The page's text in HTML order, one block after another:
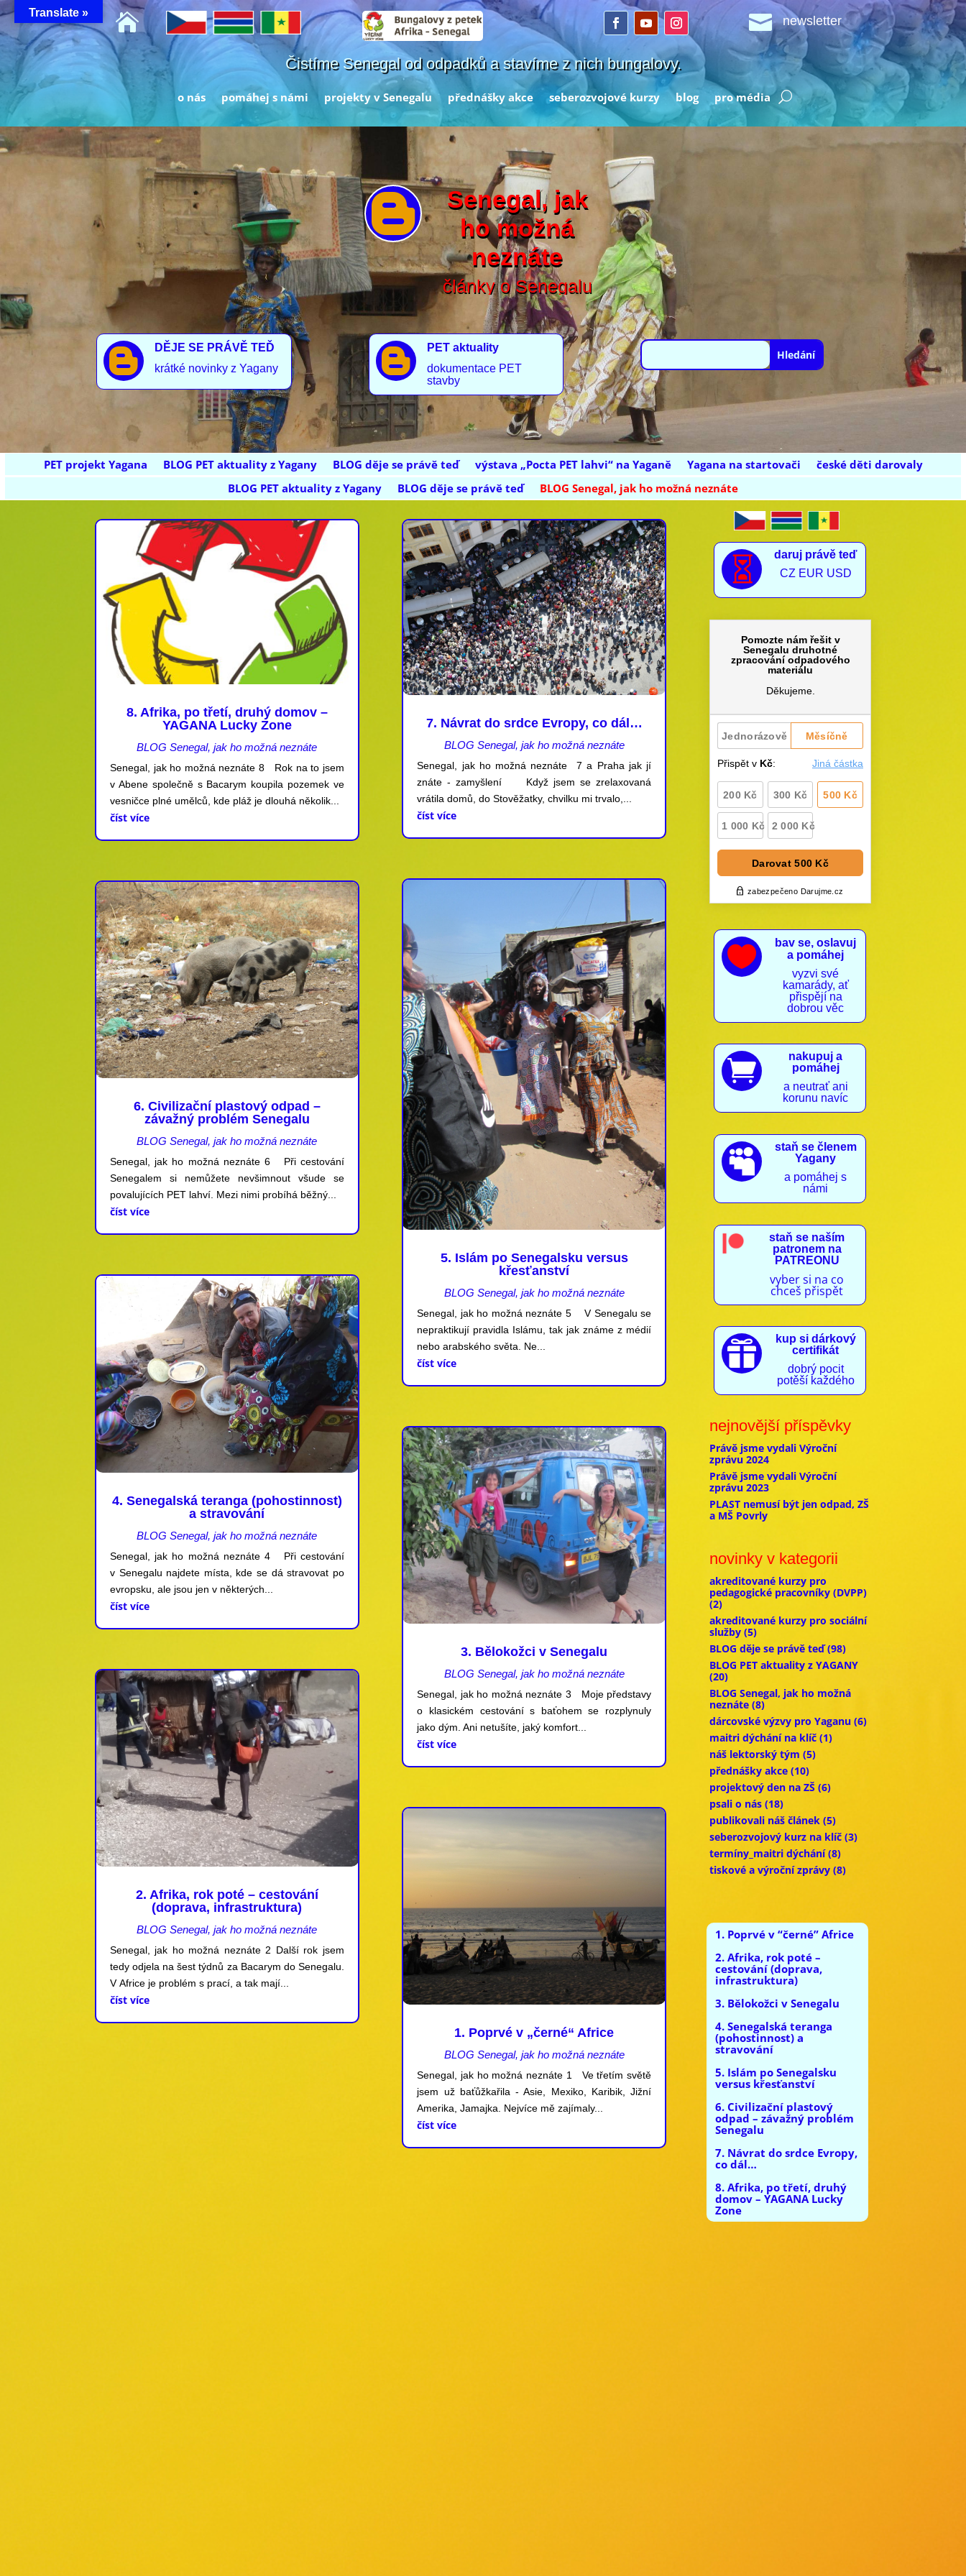
  newsletter
Čistíme Senegal od odpadků a stavíme z nich bungalovy.
o nás pomáhej s námi projekty v Senegalu přednášky akce seberozvojové kurzy blog pro média

Senegal, jak
ho možná
neznáte
články o Senegalu

DĚJE SE PRÁVĚ TEĎ
krátké novinky z Yagany

PET aktuality
dokumentace PET
stavby
PET projekt Yagana BLOG PET aktuality z Yagany BLOG děje se právě teď výstava „Pocta PET lahvi“ na Yaganě Yagana na startovači
české děti darovaly
BLOG PET aktuality z Yagany
BLOG děje se právě teď BLOG Senegal, jak ho možná neznáte
8. Afrika, po třetí, druhý domov –
YAGANA Lucky Zone
BLOG Senegal, jak ho možná neznáte
Senegal, jak ho možná neznáte 8 Rok na to jsem
v Abene společně s Bacarym koupila pozemek ve
vesničce plné umělců, kde pláž je dlouhá několik...
číst více
6. Civilizační plastový odpad –
závažný problém Senegalu
BLOG Senegal, jak ho možná neznáte
Senegal, jak ho možná neznáte 6 Při cestování
Senegalem si nemůžete nevšimnout všude se
povalujících PET lahví. Mezi nimi probíhá běžný...
číst více
4. Senegalská teranga (pohostinnost)
a stravování
BLOG Senegal, jak ho možná neznáte
Senegal, jak ho možná neznáte 4 Při cestování
v Senegalu najdete místa, kde se dá stravovat po
evropsku, ale jsou jen v některých...
číst více
2. Afrika, rok poté – cestování
(doprava, infrastruktura)
BLOG Senegal, jak ho možná neznáte
Senegal, jak ho možná neznáte 2 Další rok jsem
tedy odjela na šest týdnů za Bacarym do Senegalu.
V Africe je problém s prací, a tak mají...
číst více
7. Návrat do srdce Evropy, co dál…
BLOG Senegal, jak ho možná neznáte
Senegal, jak ho možná neznáte 7 a Praha jak jí
znáte - zamyšlení Když jsem se zrelaxovaná
vrátila domů, do Stověžatky, chvilku mi trvalo,...
číst více
5. Islám po Senegalsku versus
křesťanství
BLOG Senegal, jak ho možná neznáte
Senegal, jak ho možná neznáte 5 V Senegalu se
nepraktikují pravidla Islámu, tak jak známe z médií
nebo arabského světa. Ne...
číst více
3. Bělokožci v Senegalu
BLOG Senegal, jak ho možná neznáte
Senegal, jak ho možná neznáte 3 Moje představy
o klasickém cestování s baťohem se rozplynuly
jako dým. Ani netušíte, jaký komfort...
číst více
1. Poprvé v „černé“ Africe
BLOG Senegal, jak ho možná neznáte
Senegal, jak ho možná neznáte 1 Ve třetím světě
jsem už baťůžkařila - Asie, Mexiko, Karibik, Jižní
Amerika, Jamajka. Nejvíce mě zajímaly...
číst více

daruj právě teď
CZ EUR USD

bav se, oslavuj
a pomáhej
vyzvi své
kamarády, ať
přispějí na
dobrou věc

nakupuj a
pomáhej
a neutrať ani
korunu navíc

staň se členem
Yagany
a pomáhej s
námi
staň se naším
patronem na
PATREONU
vyber si na co
chceš přispět

kup si dárkový
certifikát
dobrý pocit
potěší každého
nejnovější příspěvky
Právě jsme vydali Výroční
zprávu 2024
Právě jsme vydali Výroční
zprávu 2023
PLAST nemusí být jen odpad, ZŠ
a MŠ Povrly
novinky v kategorii
akreditované kurzy pro
pedagogické pracovníky (DVPP)
(2)
akreditované kurzy pro sociální
služby(5)
BLOG děje se právě teď(98)
BLOG PET aktuality z YAGANY
(20)
BLOG Senegal, jak ho možná
neznáte(8)
dárcovské výzvy pro Yaganu(6)
maitri dýchání na klíč(1)
náš lektorský tým (5)
přednášky akce(10)
projektový den na ZŠ(6)
psali o nás(18)
publikovali náš článek(5)
seberozvojový kurz na klíč(3)
termíny_maitri dýchání(8)
tiskové a výroční zprávy(8)
1. Poprvé v “černé” Africe
2. Afrika, rok poté –
cestování (doprava,
infrastruktura)
3. Bělokožci v Senegalu
4. Senegalská teranga
(pohostinnost) a
stravování
5. Islám po Senegalsku
versus křesťanství
6. Civilizační plastový
odpad – závažný problém
Senegalu
7. Návrat do srdce Evropy,
co dál…
8. Afrika, po třetí, druhý
domov – YAGANA Lucky
Zone
Translate »